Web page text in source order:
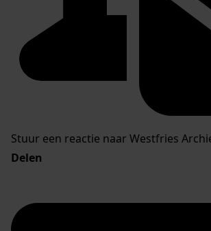
Stuur een reactie naar Westfries
Delen